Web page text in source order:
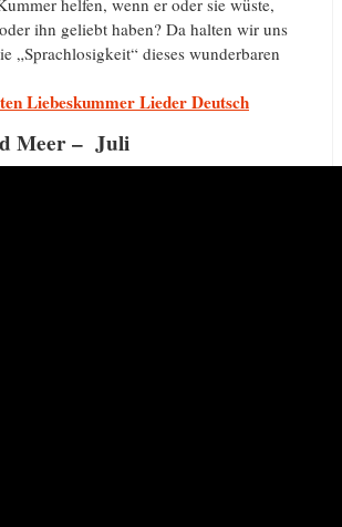
ihn geliebt haben? Da halten wir uns
„Sprachlosigkeit“ dieses wunderbaren
Liebeskummer Lieder Deutsch
Meer – Juli